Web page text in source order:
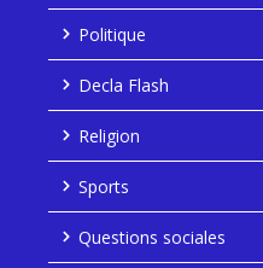
Politique
Decla Flash
Religion
Sports
Questions sociales